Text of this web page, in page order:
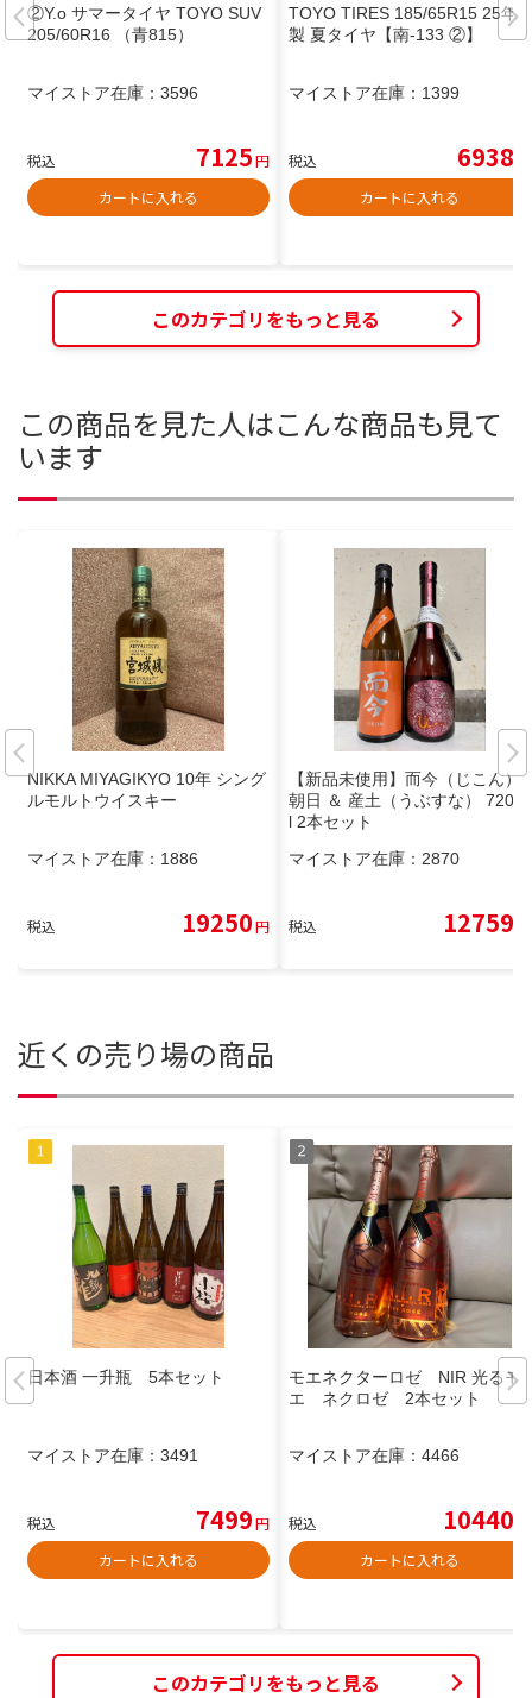
②Y.o サマータイヤ TOYO SUV
205/60R16 （青815）
マイストア在庫： 3596
税込 7125円
カートに入れる
TOYO TIRES 185/65R15 25年
製 夏タイヤ【南-133 ②】
マイストア在庫： 1399
税込 6938
カートに入れる
このカテゴリをもっと見る
この商品を見た人はこんな商品も見て
います
NIKKA MIYAGIKYO 10年 シング
ルモルトウイスキー
マイストア在庫： 1886
税込 19250円
【新品未使用】而今（じこん）
朝日 ＆ 産土（うぶすな） 720m
l 2本セット
マイストア在庫： 2870
税込 12759
近くの売り場の商品
日本酒 一升瓶 5本セット
マイストア在庫： 3491
税込 7499円
カートに入れる
モエネクターロゼ NIR 光るモ
エ ネクロゼ 2本セット
マイストア在庫： 4466
税込 10440
カートに入れる
このカテゴリをもっと見る